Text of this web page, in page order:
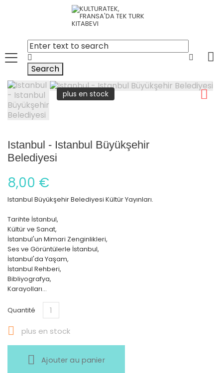
Search
plus en stock
Istanbul - Istanbul Büyükşehir
Belediyesi
8,00 €
Istanbul Büyükşehir Belediyesi Kültür Yayınları.
Tarihte İstanbul,
Kültür ve Sanat,
İstanbul'un Mimari Zenginlikleri,
Ses ve Görüntülerle İstanbul,
İstanbul'da Yaşam,
İstanbul Rehberi,
Bibliyografya,
Karayolları...
Quantité
 plus en stock
Ajouter au panier